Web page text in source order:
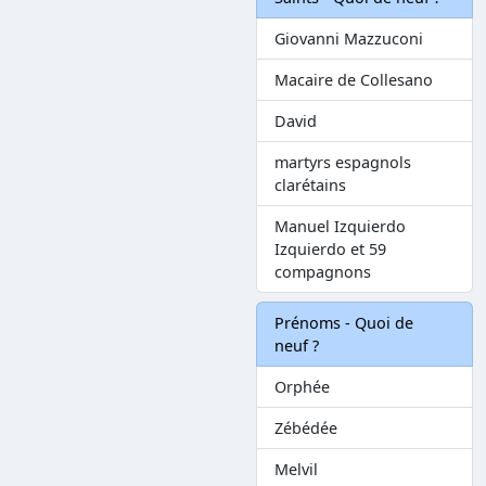
Giovanni Mazzuconi
Macaire de Collesano
David
martyrs espagnols
clarétains
Manuel Izquierdo
Izquierdo et 59
compagnons
Prénoms - Quoi de
neuf ?
Orphée
Zébédée
Melvil